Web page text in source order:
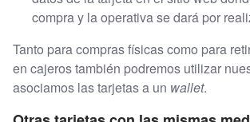
compra y la operativa se dará por
Tanto para compras físicas como para
en cajeros también podremos utilizar
asociamos las tarjetas a un wallet.